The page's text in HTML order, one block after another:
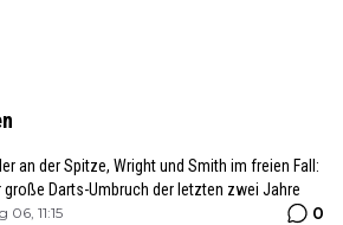
an der Spitze, Wright und Smith im freien Fall:
große Darts-Umbruch der letzten zwei Jahre
06, 11:15 0